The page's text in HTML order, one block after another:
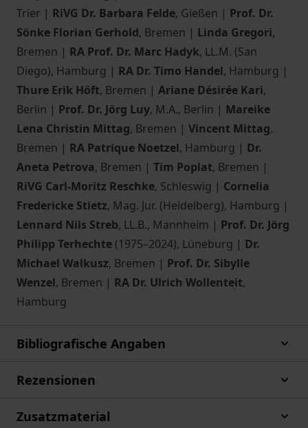
Trier | RiVG Dr. Barbara Felde, Gießen | Prof. Dr.
Sönke Florian Gerhold, Bremen | Linda Gregori,
Bremen | RA Prof. Dr. Marc Hadyk, LL.M. (San
Diego), Hamburg | RA Dr. Timo Handel, Hamburg |
Thure Erik Höft, Bremen | Ariane Désirée Kari,
Berlin | Prof. Dr. Jörg Luy, M.A., Berlin | Mareike
Lena Christin Mittag, Bremen | Vincent Mittag,
Bremen | RA Patrique Noetzel, Hamburg | Dr.
Aneta Petrova, Bremen | Tim Poplat, Bremen |
RiVG Carl-Moritz Reschke, Schleswig | Cornelia
Fredericke Stietz, Mag. Jur. (Heidelberg), Hamburg |
Lennard Nils Streb, LL.B., Mannheim | Prof. Dr. Jörg
Philipp Terhechte (1975–2024), Lüneburg | Dr.
Michael Walkusz, Bremen | Prof. Dr. Sibylle
Wenzel, Bremen | RA Dr. Ulrich Wollenteit,
Hamburg
Bibliografische Angaben
Rezensionen
Zusatzmaterial